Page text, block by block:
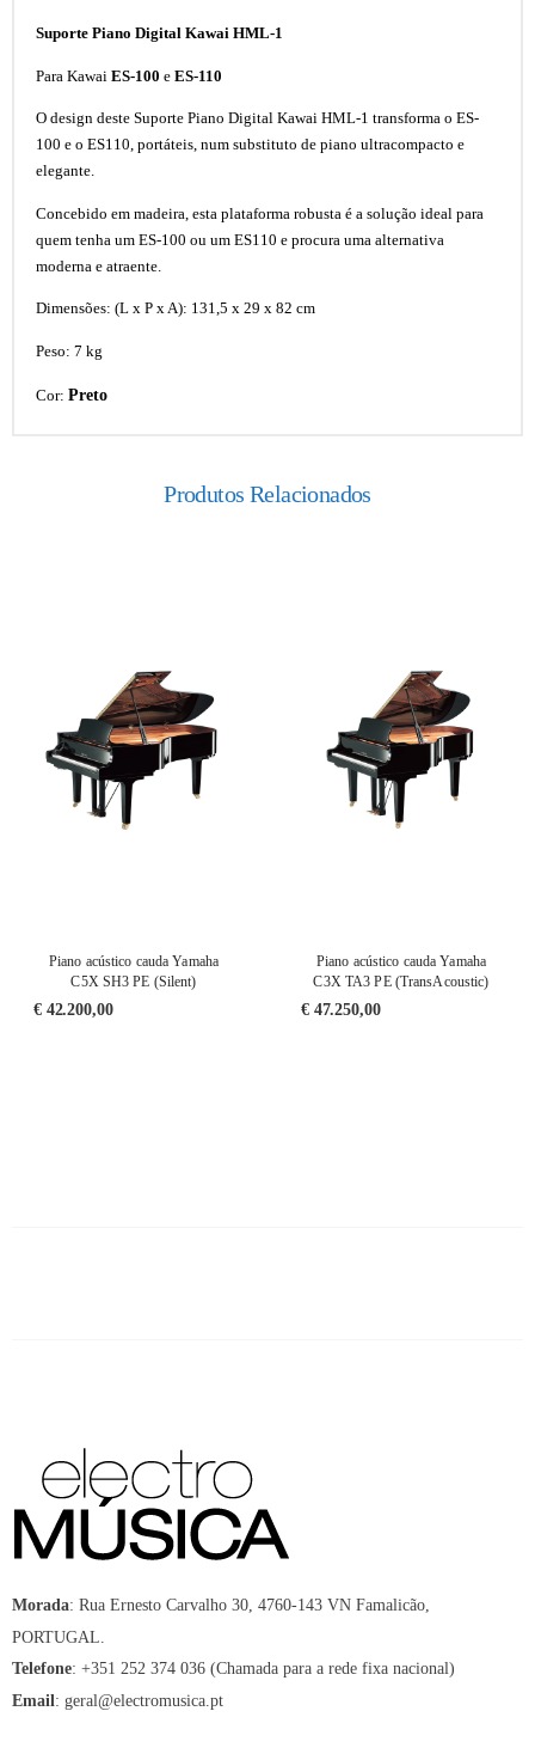
Suporte Piano Digital Kawai HML-1
Para Kawai ES-100 e ES-110
O design deste Suporte Piano Digital Kawai HML-1 transforma o ES-
100 e o ES110, portáteis, num substituto de piano ultracompacto e
elegante.
Concebido em madeira, esta plataforma robusta é a solução ideal para
quem tenha um ES-100 ou um ES110 e procura uma alternativa
moderna e atraente.
Dimensões: (L x P x A): 131,5 x 29 x 82 cm
Peso: 7 kg
Cor: Preto
Produtos Relacionados
Piano acústico cauda Yamaha
C5X SH3 PE (Silent)
€42.200,00
Piano acústico cauda Yamaha
C3X TA3 PE (TransAcoustic)
€47.250,00
Morada: Rua Ernesto Carvalho 30, 4760-143 VN Famalicão,
PORTUGAL.
Telefone: +351 252 374 036 (Chamada para a rede fixa nacional)
Email : geral@electromusica.pt